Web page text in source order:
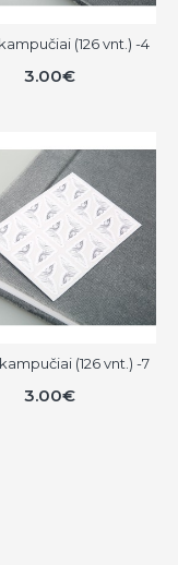
(126 vnt.) -4
3.00€
(126 vnt.) -7
3.00€